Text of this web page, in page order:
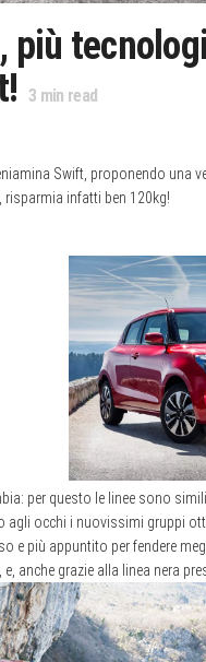
più
3 min read
Swift, proponendo una
infatti ben 120kg!
per questo le linee sono
occhi i nuovissimi gruppi
e più appuntito per fendere
anche grazie alla linea nera